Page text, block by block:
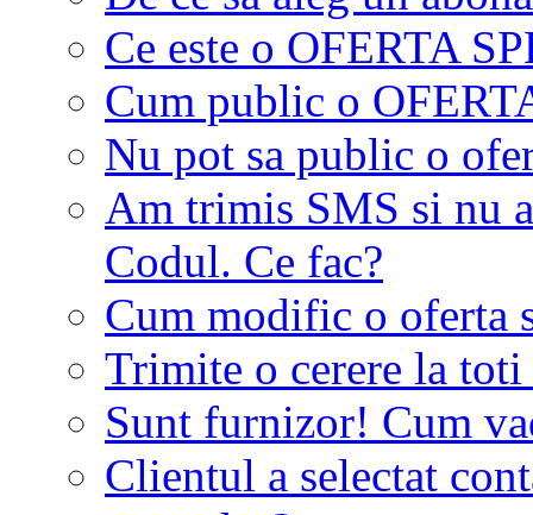
Ce este o OFERTA
Cum public o
Nu pot sa public o
Am trimis SMS si nu
Codul. Ce fac?
Cum modific o oferta
Trimite o cerere la
Sunt furnizor! Cum
Clientul a selectat